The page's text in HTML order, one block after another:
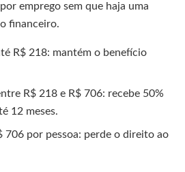
emprego sem que haja uma
financeiro.
R$ 218: mantém o benefício
R$ 218 e R$ 706: recebe 50%
12 meses.
706 por pessoa: perde o direito ao